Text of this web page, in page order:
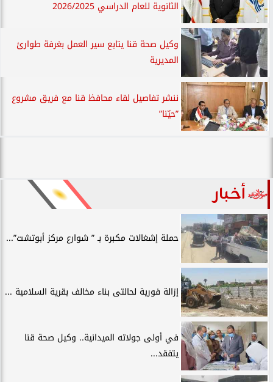
الثانوية للعام الدراسي 2026/2025
وكيل صحة قنا يتابع سير العمل بغرفة طوارئ
المديرية
ننشر تفاصيل لقاء محافظ قنا مع فريق مشروع
”حيّنا”
أخبار
حملة إشغالات مكبرة بـ ” شوارع مركز أبوتشت”...
إزالة فورية لحالتى بناء مخالف بقرية السلامية ...
في أولى جولاته الميدانية.. وكيل صحة قنا
يتفقد...